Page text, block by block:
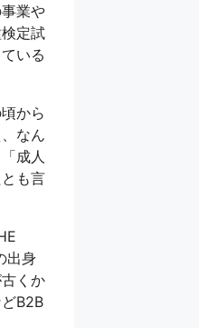
業や
定試
いる
から
なん
成人
も言
出身
くか
B2B